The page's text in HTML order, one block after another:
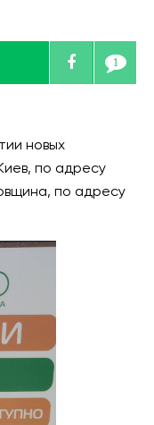
1
новых
по адресу
по адресу